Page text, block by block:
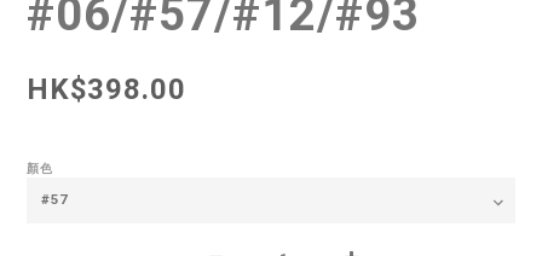
#06/#57/#12/#93
HK$398.00
顏色